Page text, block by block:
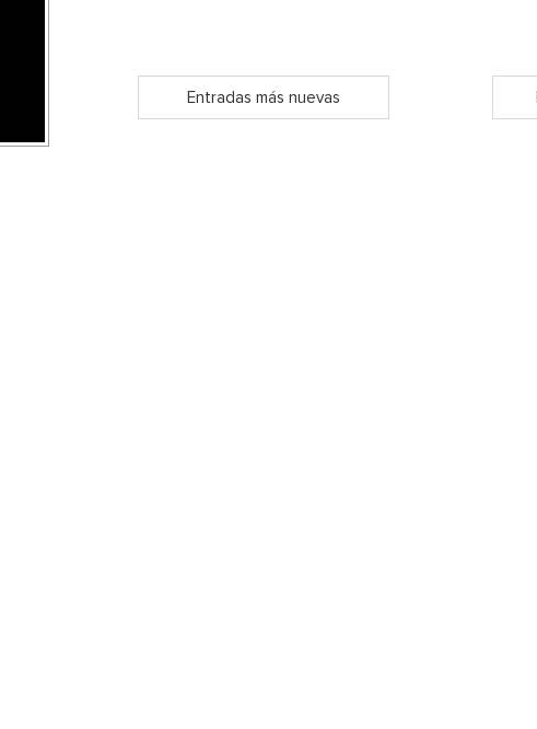
Entradas más nuevas